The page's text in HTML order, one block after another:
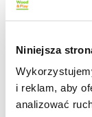
Niniejsza
i reklam, aby
analizować